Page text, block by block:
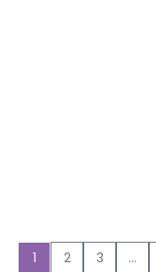
1
2 3 ...